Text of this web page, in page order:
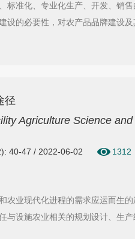
标准化、专业化生产、开发、销
设的必要性，对农产品品牌建设
径
Agriculture Science
40-47 / 2022-06-02 1312
农业现代化进程的需求应运而生
与设施农业相关的规划设计、生